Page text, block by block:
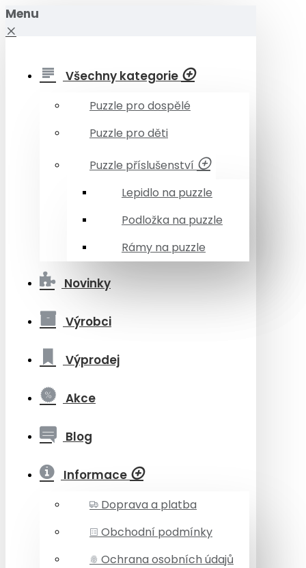
Menu
Všechny kategorie
Puzzle pro dospělé
Puzzle pro děti
Puzzle příslušenství
Lepidlo na puzzle
Podložka na puzzle
Rámy na puzzle
Novinky
Výrobci
Výprodej
Akce
Blog
Informace
Doprava a platba
Obchodní podmínky
Ochrana osobních údajů